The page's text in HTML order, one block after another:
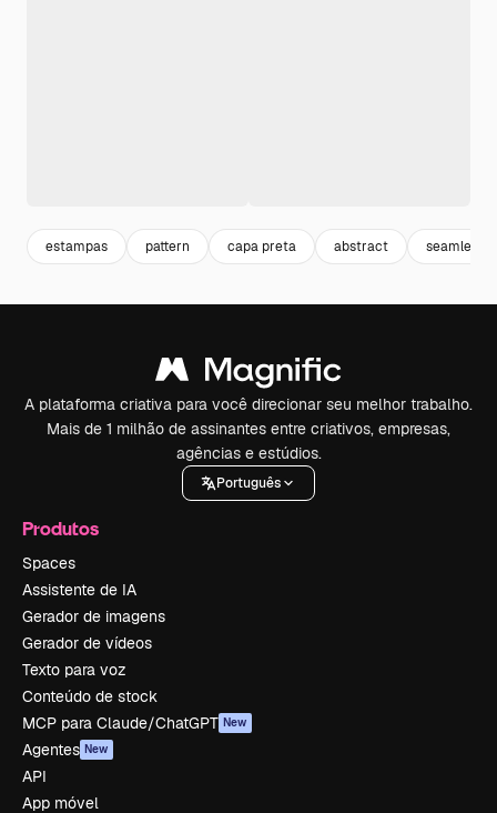
estampas pattern capa preta abstract seamless
A plataforma criativa para você direcionar seu melhor trabalho.
Mais de 1 milhão de assinantes entre criativos, empresas,
agências e estúdios.
Português
Produtos
Spaces
Assistente de IA
Gerador de imagens
Gerador de vídeos
Texto para voz
Conteúdo de stock
MCP para Claude/ChatGPT New
Agentes New
API
App móvel